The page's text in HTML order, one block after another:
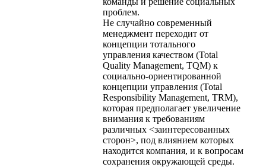
проблем.
Не случайно современный
менеджмент переходит от
концепции тотального
управления качеством (Total
Quality Management, TQM) к
социально-ориентированной
концепции управления (Total
Responsibility Management, TRM),
которая предполагает увеличение
внимания к требованиям
различных <заинтересованных
сторон>, под влиянием которых
находится компания, и к вопросам
сохранения окружающей среды.